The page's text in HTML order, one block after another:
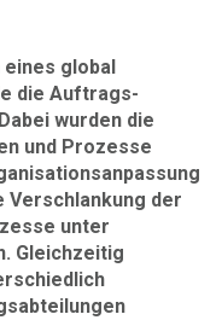
eines global
die Auftrags­
wurden die
und Prozesse
Verschlankung der
unter
Gleichzeitig